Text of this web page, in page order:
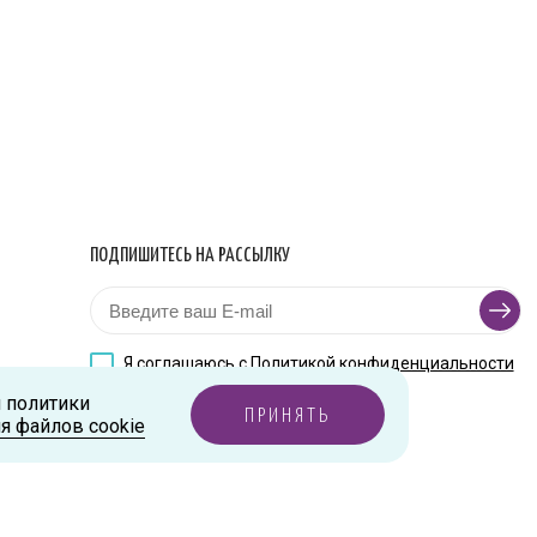
ПОДПИШИТЕСЬ НА РАССЫЛКУ
Я соглашаюсь сПолитикой конфиденциальности
файлов cookie
ПРИНЯТЬ